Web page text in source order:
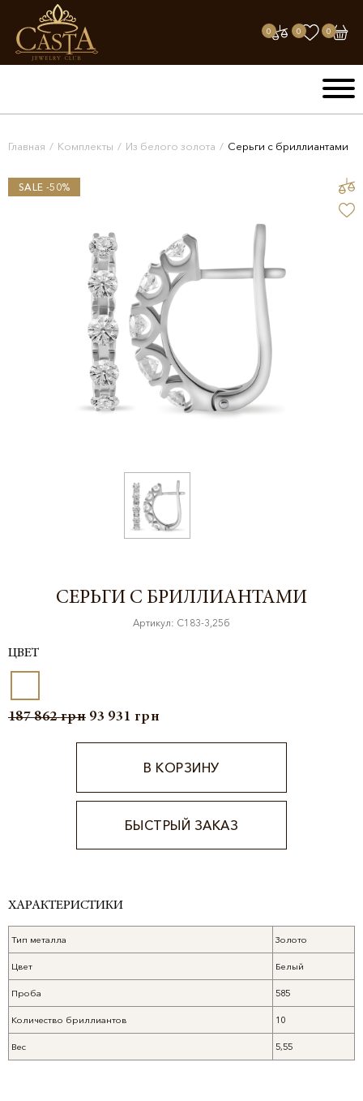
0 0 0
Главная / Комплекты / Из белого золота / Серьги с бриллиантами
SALE -50%
СЕРЬГИ С БРИЛЛИАНТАМИ
Артикул: С183-3,25б
ЦВЕТ
187 862грн 93 931 грн
В КОРЗИНУ
БЫСТРЫЙ ЗАКАЗ
ХАРАКТЕРИСТИКИ
Тип металла Золото
Цвет Белый
Проба 585
Количество бриллиантов 10
Вес 5,55